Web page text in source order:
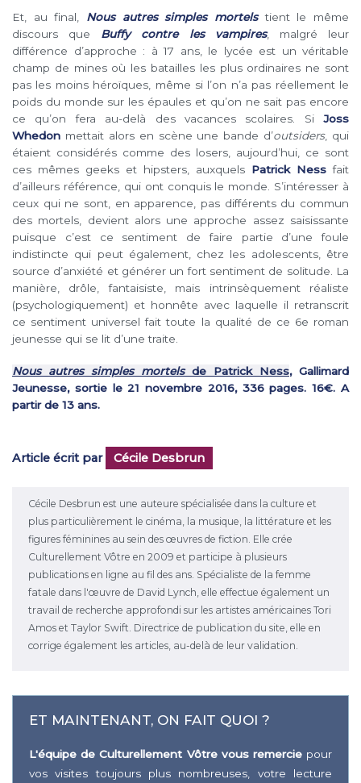
Et, au final, Nous autres simples mortelstient le même
discours que Buffy contre les vampires, malgré leur
différence d’approche : à 17 ans, le lycée est un véritable
champ de mines où les batailles les plus ordinaires ne sont
pas les moins héroïques, même si l’on n’a pas réellement le
poids du monde sur les épaules et qu’on ne sait pas encore
ce qu’on fera au-delà des vacances scolaires. Si Joss
Whedon mettait alors en scène une bande d’outsiders, qui
étaient considérés comme des losers, aujourd’hui, ce sont
ces mêmes geeks et hipsters, auxquels Patrick Ness fait
d’ailleurs référence, qui ont conquis le monde. S’intéresser à
ceux qui ne sont, en apparence, pas différents du commun
des mortels, devient alors une approche assez saisissante
puisque c’est ce sentiment de faire partie d’une foule
indistincte qui peut également, chez les adolescents, être
source d’anxiété et générer un fort sentiment de solitude. La
manière, drôle, fantaisiste, mais intrinsèquement réaliste
(psychologiquement) et honnête avec laquelle il retranscrit
ce sentiment universel fait toute la qualité de ce 6e roman
jeunesse qui se lit d’une traite.
Nous autres simples mortelsde Patrick Ness, Gallimard
Jeunesse, sortie le 21 novembre 2016, 336 pages. 16€. A
partir de 13 ans.
Article écrit par Cécile Desbrun
Cécile Desbrun est une auteure spécialisée dans la culture et
plus particulièrement le cinéma, la musique, la littérature et les
figures féminines au sein des œuvres de fiction. Elle crée
Culturellement Vôtre en 2009 et participe à plusieurs
publications en ligne au fil des ans. Spécialiste de la femme
fatale dans l'œuvre de David Lynch, elle effectue également un
travail de recherche approfondi sur les artistes américaines Tori
Amos et Taylor Swift. Directrice de publication du site, elle en
corrige également les articles, au-delà de leur validation.
ET MAINTENANT, ON FAIT QUOI ?
L'équipe de Culturellement Vôtre vous remerciepour
vos visites toujours plus nombreuses, votre lecture